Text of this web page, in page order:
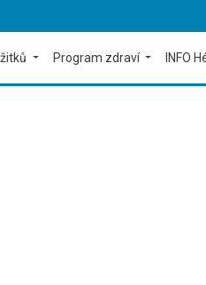
Program zdraví INFO